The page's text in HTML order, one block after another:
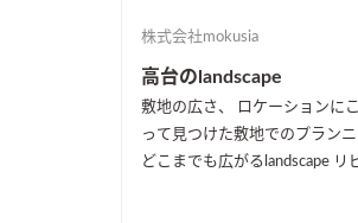
株式会社mokusia
高台のlandscape
敷地の広さ、 ロケーションに
って見つけた敷地でのプランニ
どこまでも広がるlandscape リビング